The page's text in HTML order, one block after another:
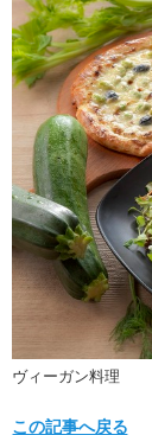
ヴィーガン料理
この記事へ戻る